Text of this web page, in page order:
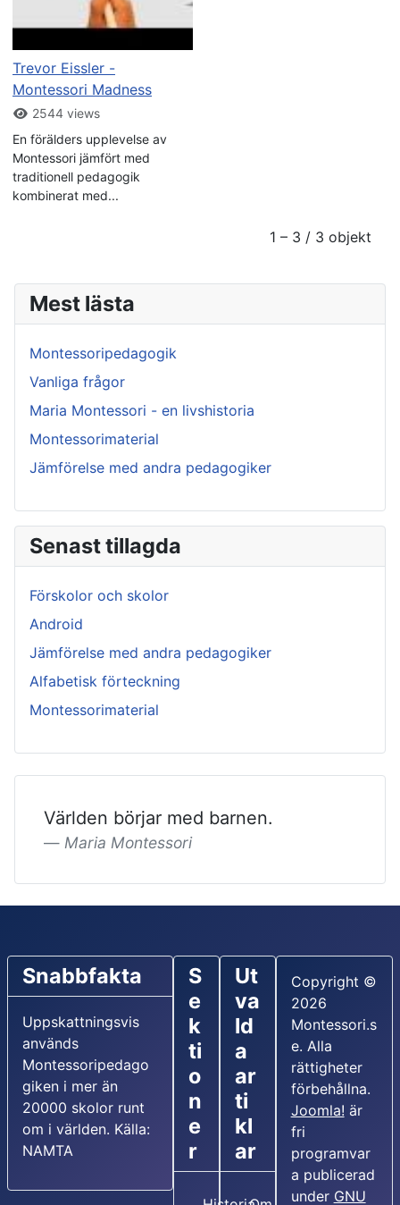
Trevor Eissler -
Montessori Madness
2544 views
En förälders upplevelse av
Montessori jämfört med
traditionell pedagogik
kombinerat med...
1 – 3 / 3 objekt
Mest lästa
Montessoripedagogik
Vanliga frågor
Maria Montessori - en livshistoria
Montessorimaterial
Jämförelse med andra pedagogiker
Senast tillagda
Förskolor och skolor
Android
Jämförelse med andra pedagogiker
Alfabetisk förteckning
Montessorimaterial
Världen börjar med barnen.
Maria Montessori
Snabbfakta
Uppskattningsvis
används
Montessoripedago
giken i mer än
20000 skolor runt
om i världen. Källa:
NAMTA
S
e
k
ti
o
n
e
r
Ut
va
ld
a
ar
ti
kl
ar
Copyright ©
2026
Montessori.s
e. Alla
rättigheter
förbehållna.
Joomla! är
fri
programvar
a publicerad
under GNU